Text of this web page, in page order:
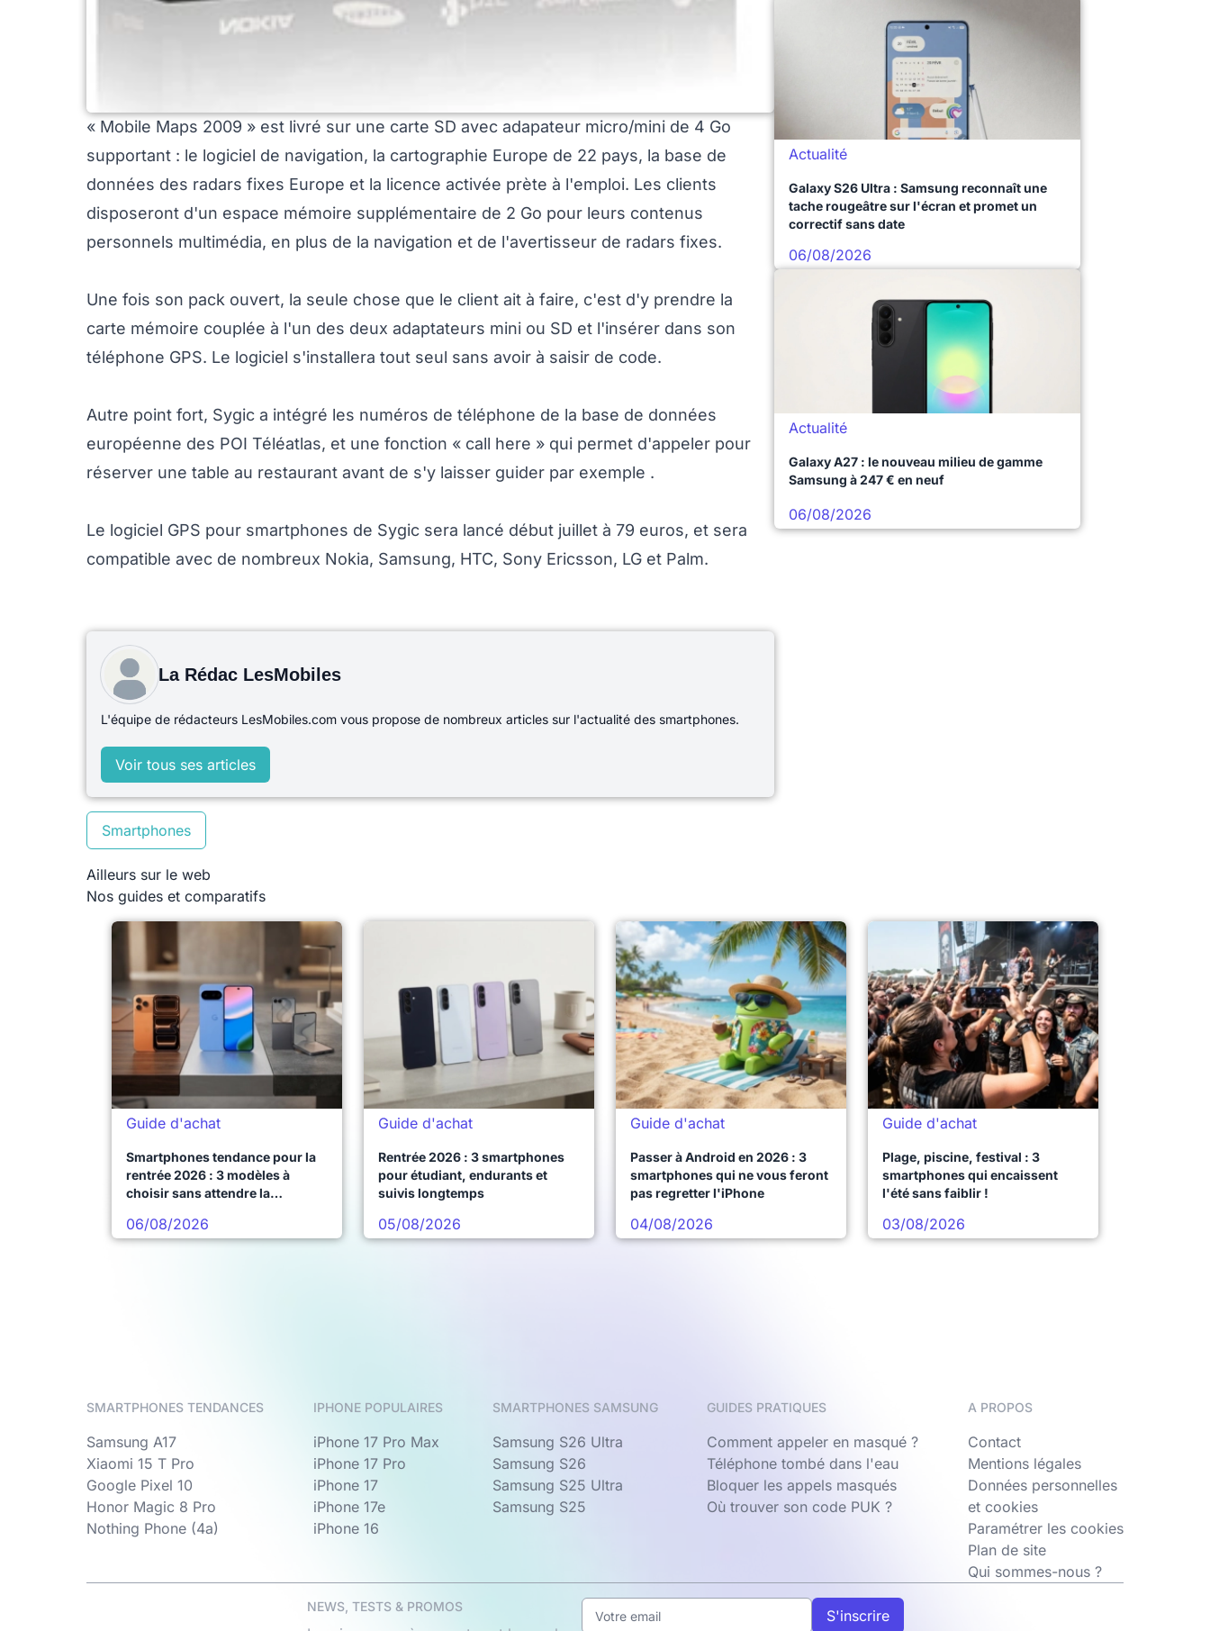
« Mobile Maps 2009 » est livré sur une carte SD avec adapateur micro/mini de 4 Go
supportant : le logiciel de navigation, la cartographie Europe de 22 pays, la base de
données des radars fixes Europe et la licence activée prète à l'emploi. Les clients
disposeront d'un espace mémoire supplémentaire de 2 Go pour leurs contenus
personnels multimédia, en plus de la navigation et de l'avertisseur de radars fixes.
Une fois son pack ouvert, la seule chose que le client ait à faire, c'est d'y prendre la
carte mémoire couplée à l'un des deux adaptateurs mini ou SD et l'insérer dans son
téléphone GPS. Le logiciel s'installera tout seul sans avoir à saisir de code.
Autre point fort, Sygic a intégré les numéros de téléphone de la base de données
européenne des POI Téléatlas, et une fonction « call here » qui permet d'appeler pour
réserver une table au restaurant avant de s'y laisser guider par exemple .
Le logiciel GPS pour smartphones de Sygic sera lancé début juillet à 79 euros, et sera
compatible avec de nombreux Nokia, Samsung, HTC, Sony Ericsson, LG et Palm.
La Rédac LesMobiles
L'équipe de rédacteurs LesMobiles.com vous propose de nombreux articles sur l'actualité des smartphones.
Voir tous ses articles
Smartphones
Ailleurs sur le web
Actualité
Galaxy S26 Ultra : Samsung reconnaît une
tache rougeâtre sur l'écran et promet un
correctif sans date
06/08/2026
Actualité
Galaxy A27 : le nouveau milieu de gamme
Samsung à 247 € en neuf
06/08/2026
Nos guides et comparatifs
Guide d'achat
Smartphones tendance pour la
rentrée 2026 : 3 modèles à
choisir sans attendre la
06/08/2026
Guide d'achat
Rentrée 2026 : 3 smartphones
pour étudiant, endurants et
suivis longtemps
05/08/2026
Guide d'achat
Passer à Android en 2026 : 3
smartphones qui ne vous feront
pas regretter l'iPhone
04/08/2026
Guide d'achat
Plage, piscine, festival : 3
smartphones qui encaissent
l'été sans faiblir !
03/08/2026
SMARTPHONES TENDANCES
Samsung A17
Xiaomi 15 T Pro
Google Pixel 10
Honor Magic 8 Pro
Nothing Phone (4a)
IPHONE POPULAIRES
iPhone 17 Pro Max
iPhone 17 Pro
iPhone 17
iPhone 17e
iPhone 16
SMARTPHONES SAMSUNG
Samsung S26 Ultra
Samsung S26
Samsung S25 Ultra
Samsung S25
GUIDES PRATIQUES
Comment appeler en masqué ?
Téléphone tombé dans l'eau
Bloquer les appels masqués
Où trouver son code PUK ?
A PROPOS
Contact
Mentions légales
Données personnelles
et cookies
Paramétrer les cookies
Plan de site
Qui sommes-nous ?
NEWS, TESTS & PROMOS
S'inscrire